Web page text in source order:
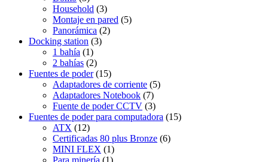
Household (3)
Montaje en pared (5)
Panorámica (2)
Docking station (3)
1 bahía (1)
2 bahías (2)
Fuentes de poder (15)
Adaptadores de corriente (5)
Adaptadores Notebook (7)
Fuente de poder CCTV (3)
Fuentes de poder para computadora (15)
ATX (12)
Certificadas 80 plus Bronze (6)
MINI FLEX (1)